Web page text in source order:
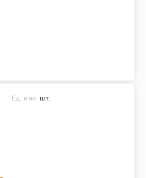
Ед. изм. шт.